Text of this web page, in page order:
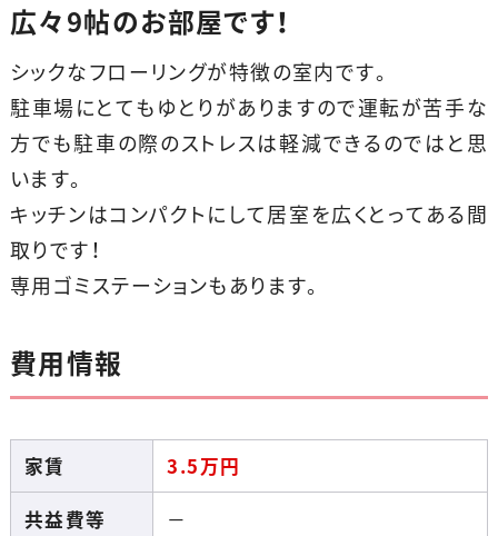
広々9帖のお部屋です！
シックなフローリングが特徴の室内です。
駐車場にとてもゆとりがありますので運転が苦手な
方でも駐車の際のストレスは軽減できるのではと思
います。
キッチンはコンパクトにして居室を広くとってある間
取りです！
専用ゴミステーションもあります。
費用情報
家賃 3.5万円
共益費等
－